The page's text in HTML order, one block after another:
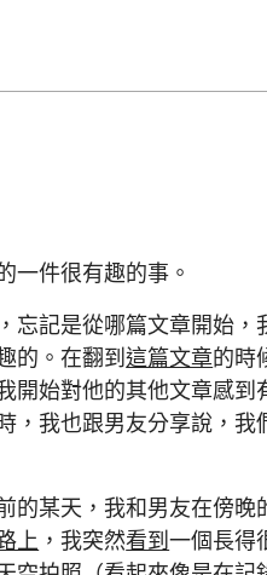
一件很有趣的事。
忘記是從哪篇文章開始
的。在翻到這篇文章的時
開始對他的其他文章感
，我也跟男友分享說，我
的某天，我和男友在傍
上 ，我突然看到一個長得